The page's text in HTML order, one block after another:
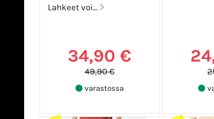
Lahkeet voi...
34,90 €
49,90 €
varastossa